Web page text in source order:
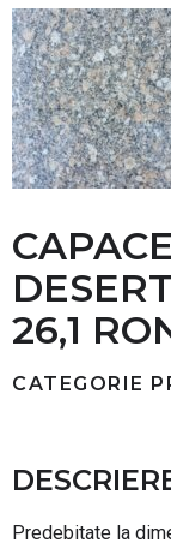
26,1
CATEGORIE
Predebitate la